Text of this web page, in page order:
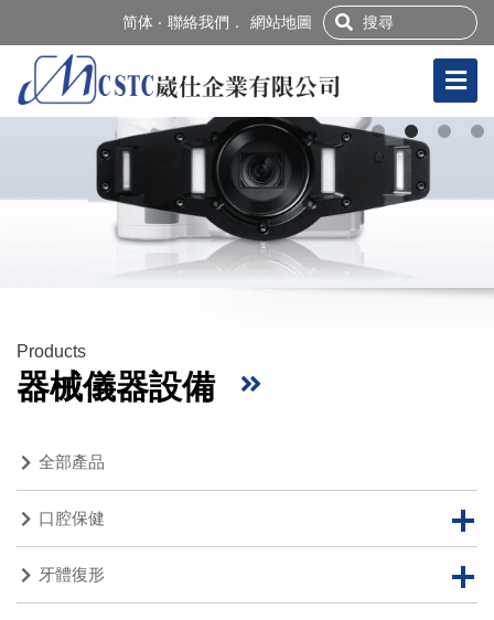
简体 ‧ 聯絡我們． 網站地圖
全部產品
口腔保健
牙體復形
Products
器械儀器設備